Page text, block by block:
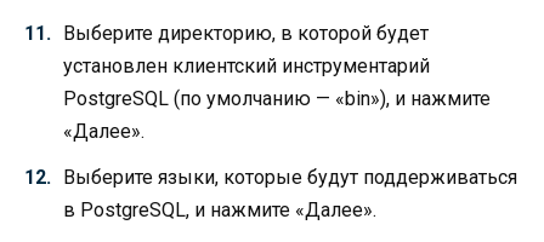
Выберите директорию, в которой будет
установлен клиентский инструментарий
PostgreSQL (по умолчанию — «bin»), и нажмите
«Далее».
Выберите языки, которые будут поддерживаться
в PostgreSQL, и нажмите «Далее».